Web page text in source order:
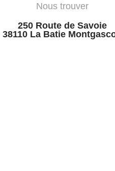
Nous trouver
250 Route de Savoie
38110 La Batie